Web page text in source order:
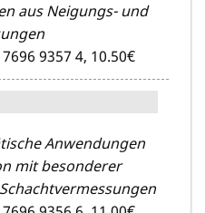
aus Neigungs- und
9357 4, 10.50€
Anwendungen
mit besonderer